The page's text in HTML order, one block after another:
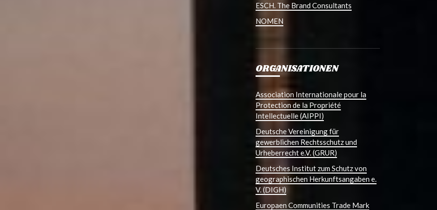
ESCH. The Brand Consultants
NOMEN
ORGANISATIONEN
Association Internationale pour la
Protection de la Propriété
Intellectuelle (AIPPI)
Deutsche Vereinigung für
gewerblichen Rechtsschutz und
Urheberrecht e.V. (GRUR)
Deutsches Institut zum Schutz von
geographischen Herkunftsangaben e.
V. (DIGH)
Europaen Communities Trade Mark